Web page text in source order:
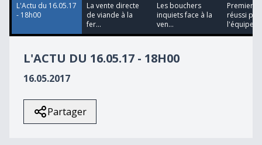
L'Actu du 16.05.17
- 18h00
La vente directe
de viande à la
fer...
Les bouchers
inquiets face à la
ven...
Premier
réussi
l'équipe
L'ACTU DU 16.05.17 - 18H00
16.05.2017
Partager